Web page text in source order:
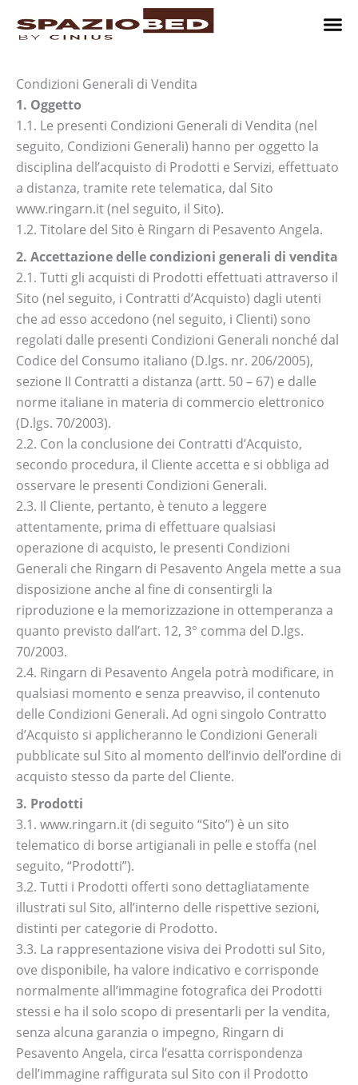
Condizioni Generali di Vendita
1. Oggetto
1.1. Le presenti Condizioni Generali di Vendita (nel
seguito, Condizioni Generali) hanno per oggetto la
disciplina dell’acquisto di Prodotti e Servizi, effettuato
a distanza, tramite rete telematica, dal Sito
www.ringarn.it (nel seguito, il Sito).
1.2. Titolare del Sito è Ringarn di Pesavento Angela.
2. Accettazione delle condizioni generali di vendita
2.1. Tutti gli acquisti di Prodotti effettuati attraverso il
Sito (nel seguito, i Contratti d’Acquisto) dagli utenti
che ad esso accedono (nel seguito, i Clienti) sono
regolati dalle presenti Condizioni Generali nonché dal
Codice del Consumo italiano (D.lgs. nr. 206/2005),
sezione II Contratti a distanza (artt. 50 – 67) e dalle
norme italiane in materia di commercio elettronico
(D.lgs. 70/2003).
2.2. Con la conclusione dei Contratti d’Acquisto,
secondo procedura, il Cliente accetta e si obbliga ad
osservare le presenti Condizioni Generali.
2.3. Il Cliente, pertanto, è tenuto a leggere
attentamente, prima di effettuare qualsiasi
operazione di acquisto, le presenti Condizioni
Generali che Ringarn di Pesavento Angela mette a sua
disposizione anche al fine di consentirgli la
riproduzione e la memorizzazione in ottemperanza a
quanto previsto dall’art. 12, 3° comma del D.lgs.
70/2003.
2.4. Ringarn di Pesavento Angela potrà modificare, in
qualsiasi momento e senza preavviso, il contenuto
delle Condizioni Generali. Ad ogni singolo Contratto
d’Acquisto si applicheranno le Condizioni Generali
pubblicate sul Sito al momento dell’invio dell’ordine di
acquisto stesso da parte del Cliente.
3. Prodotti
3.1. www.ringarn.it (di seguito “Sito”) è un sito
telematico di borse artigianali in pelle e stoffa (nel
seguito, “Prodotti”).
3.2. Tutti i Prodotti offerti sono dettagliatamente
illustrati sul Sito, all’interno delle rispettive sezioni,
distinti per categorie di Prodotto.
3.3. La rappresentazione visiva dei Prodotti sul Sito,
ove disponibile, ha valore indicativo e corrisponde
normalmente all’immagine fotografica dei Prodotti
stessi e ha il solo scopo di presentarli per la vendita,
senza alcuna garanzia o impegno, Ringarn di
Pesavento Angela, circa l’esatta corrispondenza
dell’immagine raffigurata sul Sito con il Prodotto